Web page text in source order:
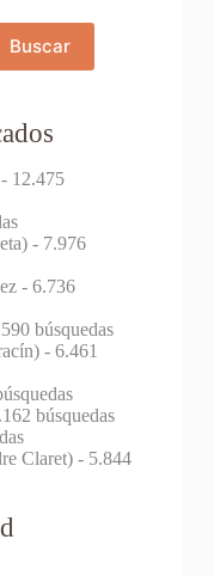
Buscar
12.475
- 7.976
- 6.736
búsquedas
- 6.461
búsquedas
Claret)- 5.844